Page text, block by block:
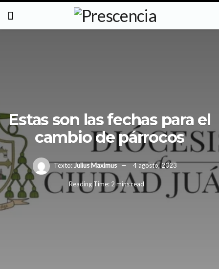
Estas son las fechas para el
cambio de párrocos
Texto:Julius Maximus 4 agosto, 2023
Reading Time: 2 mins read